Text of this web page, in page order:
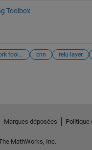
Toolbox
neural network toolbox， cnn relu layer
Marques déposées Politique
MathWorks, Inc.